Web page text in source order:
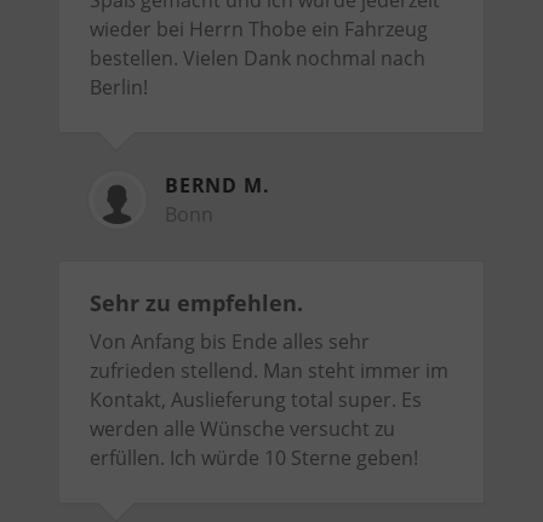
wieder bei Herrn Thobe ein Fahrzeug
bestellen. Vielen Dank nochmal nach
Berlin!
BERND M.
Bonn
Sehr zu empfehlen.
Von Anfang bis Ende alles sehr
zufrieden stellend. Man steht immer im
Kontakt, Auslieferung total super. Es
werden alle Wünsche versucht zu
erfüllen. Ich würde 10 Sterne geben!